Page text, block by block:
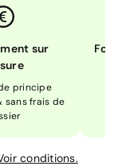
sur
principe
sans frais de
conditions.